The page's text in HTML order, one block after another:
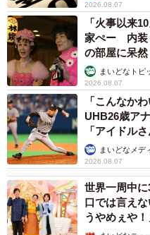
2026.08.07
「火事以来
家ぺー 内装
の部屋に呆然
まいどなトピ
2026.08.07
「こんなか
UHB26歳ア
「アイドル
か」まいどなメデ
2026.08.07
世界一周中
口では言え
うやめぇや
ん】